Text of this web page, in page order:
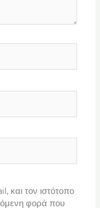
και τον ιστότοπο
φορά που